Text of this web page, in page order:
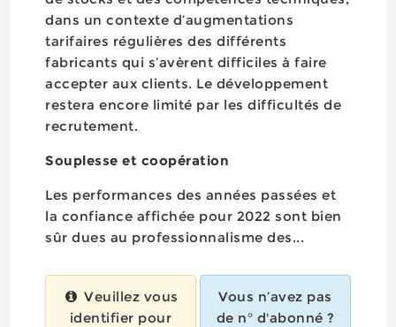
dans un contexte d’augmentations
tarifaires régulières des différents
fabricants qui s’avèrent difficiles à faire
accepter aux clients. Le développement
restera encore limité par les difficultés de
recrutement.
Souplesse et coopération
Les performances des années passées et
la confiance affichée pour 2022 sont bien
sûr dues au professionnalisme des...
Veuillez vous
identifier pour
Vous n’avez pas
de n° d'abonné ?